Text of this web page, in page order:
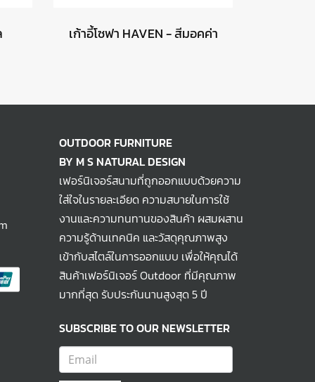
เก้าอี้โซฟา HAVEN - สีมอคค่า
OUTDOOR FURNITURE
BY M S NATURAL DESIGN
เฟอร์นิเจอร์สนามที่ถูกออกแบบด้วยความ
ใส่ใจในรายละเอียด ความสบายในการใช้
งานและความทนทานของสินค้า ผสมผสาน
ความรู้ด้านเทคนิค และวัสดุคุณภาพสูง
เข้ากับสไตล์ในการออกแบบ เพื่อให้คุณได้
สินค้าเฟอร์นิเจอร์ Outdoor ที่มีคุณภาพ
มากที่สุด รับประกันนานสูงสุด 5 ปี
SUBSCRIBE TO OUR NEWSLETTER